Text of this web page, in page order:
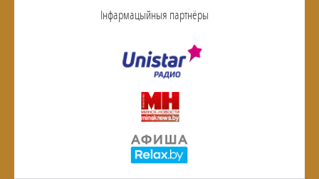
Інфармацыйныя партнёры